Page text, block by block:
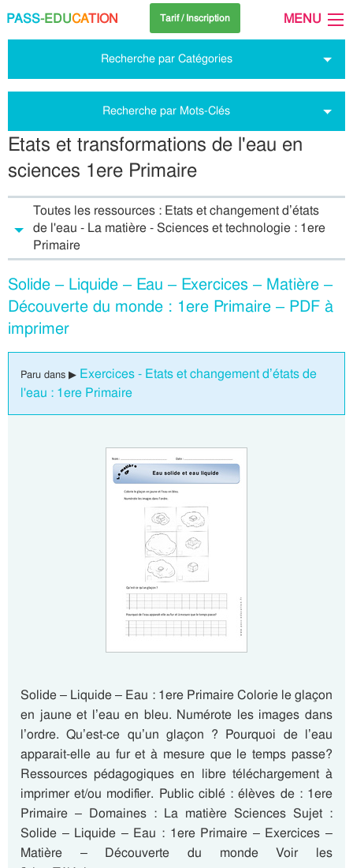
PASS-EDUCATION Tarif / Inscription MENU
Recherche par Catégories
Recherche par Mots-Clés
Etats et transformations de l'eau en
sciences 1ere Primaire
Toutes les ressources : Etats et changement d’états
de l'eau - La matière - Sciences et technologie : 1ere
Primaire
Solide – Liquide – Eau – Exercices – Matière –
Découverte du monde : 1ere Primaire – PDF à
imprimer
Paru dans ▶ Exercices - Etats et changement d’états de
l'eau : 1ere Primaire
Solide – Liquide – Eau : 1ere Primaire Colorie le glaçon
en jaune et l’eau en bleu. Numérote les images dans
l’ordre. Qu’est-ce qu’un glaçon ? Pourquoi de l’eau
apparait-elle au fur et à mesure que le temps passe?
Ressources pédagogiques en libre téléchargement à
imprimer et/ou modifier. Public ciblé : élèves de : 1ere
Primaire – Domaines : La matière Sciences Sujet :
Solide – Liquide – Eau : 1ere Primaire – Exercices –
Matière – Découverte du monde Voir les